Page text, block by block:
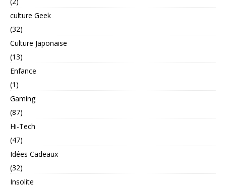
culture Geek
(32)
Culture Japonaise
(13)
Enfance
(1)
Gaming
(87)
Hi-Tech
(47)
Idées Cadeaux
(32)
Insolite